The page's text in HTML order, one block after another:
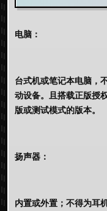
电脑：
台式机或笔记本电脑
动设备。且搭载正版授
版或测试模式的版本。
扬声器：
内置或外置；不得为耳